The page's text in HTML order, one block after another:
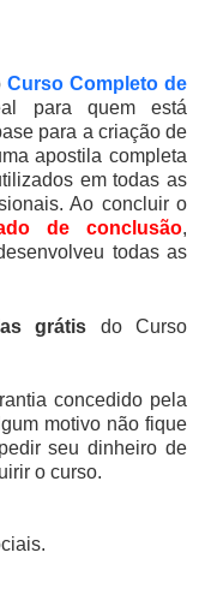
Curso Completo de
para quem está
para a criação de
apostila completa
em todas as
Ao concluir o
de conclusão,
todas as
grátis do Curso
concedido pela
motivo não fique
seu dinheiro de
o curso.